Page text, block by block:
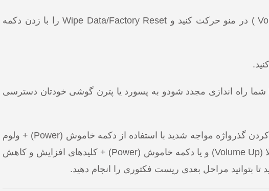
4- اکنون میتوانید با فشردن کلیدهای ولوم ( Volume Button ) در منو حرکت کنید و Wipe Data/Factory Reset را با زدن دکمه
6- این بار Reboot System Now را انتخاب کنید تا Mobile شما راه اندازی مجدد شودو به پسورد یا پترن گوشی خودتان دسترسی
: چنانچه در حین خاموش کردن موبایل با مشکل وارد کردن گذرواژه مواجه شدید با استفاده از دکمه خاموش (Power) + ولوم
پایین (Volume Down) یا دکمه خاموش (Power) + ولوم بالا (Volume Up) و یا دکمه خاموش (Power) + کلیدهای افزایش و کاهش